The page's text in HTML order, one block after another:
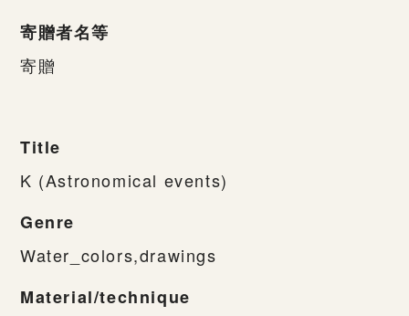
寄贈者名等
寄贈
Title
K (Astronomical events)
Genre
Water_colors,drawings
Material/technique